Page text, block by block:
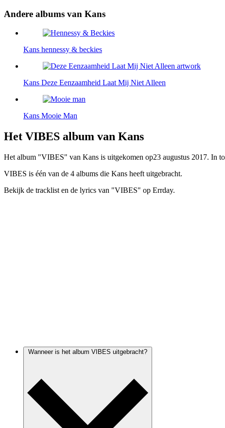
Andere albums van Kans
Kans hennessy & beckies
Kans Deze Eenzaamheid Laat Mij Niet Alleen
Kans Mooie Man
Het VIBES album van Kans
Het album "VIBES" van Kans is uitgekomen op23 augustus 2017. In
VIBES is één van de 4 albums die Kans heeft uitgebracht.
Bekijk de tracklist en de lyrics van "VIBES" op Errday.
Wanneer is het album VIBES uitgebracht?